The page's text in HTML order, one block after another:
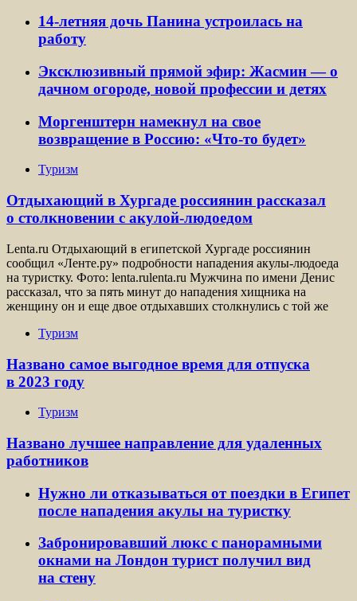
14-летняя дочь Панина устроилась на
работу
Эксклюзивный прямой эфир: Жасмин — о
дачном огороде, новой профессии и детях
Моргенштерн намекнул на свое
возвращение в Россию: «Что-то будет»
Туризм
Отдыхающий в Хургаде россиянин рассказал
о столкновении с акулой-людоедом
Lenta.ru Отдыхающий в египетской Хургаде россиянин
сообщил «Ленте.ру» подробности нападения акулы-людоеда
на туристку. Фото: lenta.rulenta.ru Мужчина по имени Денис
рассказал, что за пять минут до нападения хищника на
женщину он и еще двое отдыхавших столкнулись с той же
Туризм
Названо самое выгодное время для отпуска
в 2023 году
Туризм
Названо лучшее направление для удаленных
работников
Нужно ли отказываться от поездки в Египет
после нападения акулы на туристку
Забронировавший люкс с панорамными
окнами на Лондон турист получил вид
на стену